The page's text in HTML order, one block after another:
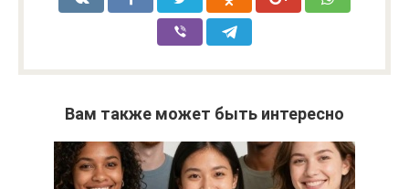
Вам также может быть интересно